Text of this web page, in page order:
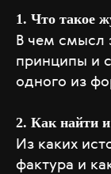
1. Что такое
В чем смысл
принципы и
одного из
2. Как найти
Из каких
фактура и
ТАРИФЫ